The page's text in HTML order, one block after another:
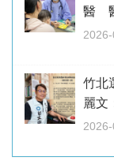
醫
竹北
麗文